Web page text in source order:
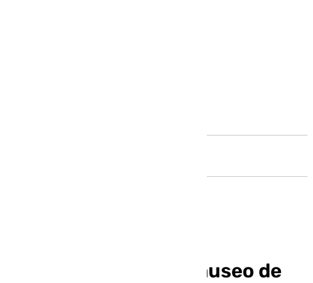
Santa Fe tendrá un museo de